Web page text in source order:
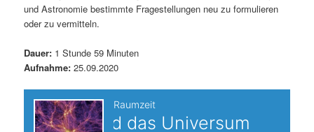
a
t
s
p
n
a
l
t
und Astronomie bestimmte Fragestellungen neu zu formulieren
oder zu vermitteln.
Dauer: 1 Stunde 59 Minuten
Aufnahme: 25.09.2020